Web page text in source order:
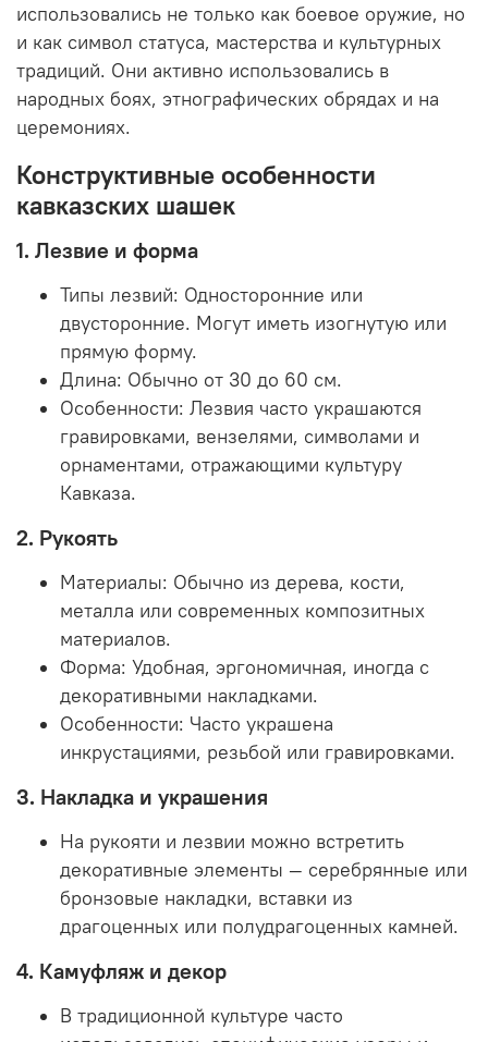
использовались не только как боевое оружие, но
и как символ статуса, мастерства и культурных
традиций. Они активно использовались в
народных боях, этнографических обрядах и на
церемониях.
Конструктивные особенности
кавказских шашек
1. Лезвие и форма
Типы лезвий: Односторонние или
двусторонние. Могут иметь изогнутую или
прямую форму.
Длина: Обычно от 30 до 60 см.
Особенности: Лезвия часто украшаются
гравировками, вензелями, символами и
орнаментами, отражающими культуру
Кавказа.
2. Рукоять
Материалы: Обычно из дерева, кости,
металла или современных композитных
материалов.
Форма: Удобная, эргономичная, иногда с
декоративными накладками.
Особенности: Часто украшена
инкрустациями, резьбой или гравировками.
3. Накладка и украшения
На рукояти и лезвии можно встретить
декоративные элементы — серебрянные или
бронзовые накладки, вставки из
драгоценных или полудрагоценных камней.
4. Камуфляж и декор
В традиционной культуре часто